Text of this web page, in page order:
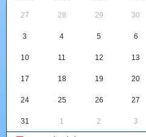
27 28 29 30
3 4 5 6
10 11 12 13
17 18 19 20
24 25 26 27
31 1 2 3